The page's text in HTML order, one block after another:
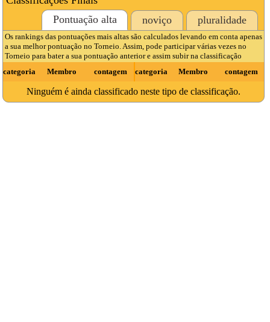
Pontuação alta
noviço pluralidade
Os rankings das pontuações mais altas são calculados levando em conta apenas
a sua melhor pontuação no Torneio. Assim, pode participar várias vezes no
Torneio para bater a sua pontuação anterior e assim subir na classificação
categoria
Membro contagem categoria Membro contagem
Ninguém é ainda classificado neste tipo de classificação.